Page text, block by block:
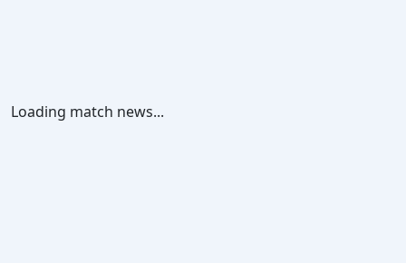
Loading match news...